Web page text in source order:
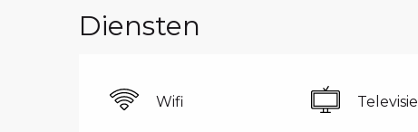
Diensten
Wifi Televisie